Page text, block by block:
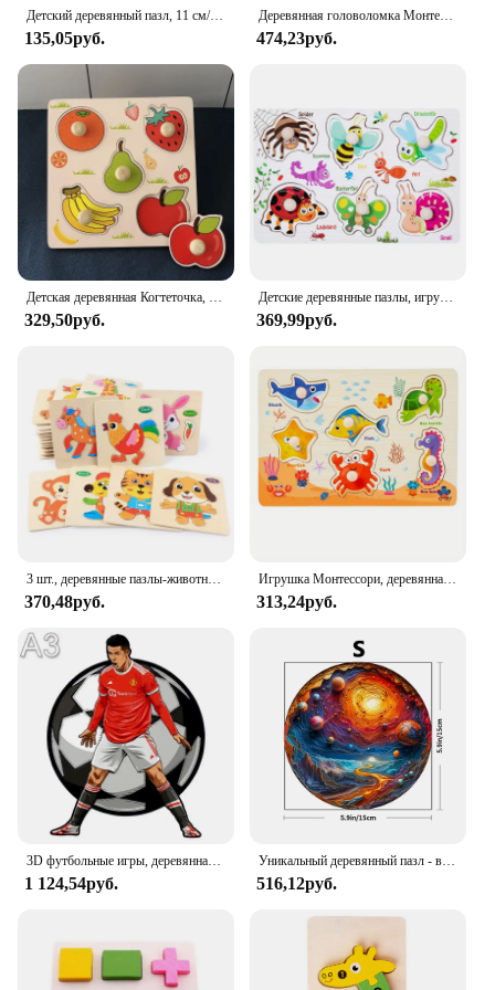
their home or office. Детский деревянный пазл, 11 см/4,33 дюйма
135,05руб.
Деревянная головоломка Монтессори, детская развивающая деревянная доска-пазл для захвата рук, мультяшное животное, автомобиль, подарок для детей, 1 шт.
474,23руб.
Детская деревянная Когтеточка, 3D пазл, деревянные игрушки, детские игрушки Монтессори для раннего развития, фрукты, искусственные игрушки
329,50руб.
Детские деревянные пазлы, игрушки Монтессори, игрушки для малышей 1, 2 лет, доска для захвата рук, алфавит, цифры, познание, обучающие развивающие игрушки
369,99руб.
370,48руб.
Игрушка Монтессори, деревянная головоломка в форме колышка, тонкая Цветовая искусственная доска, раннее обучение, игрушка для образовательной активности, подарок для
313,24руб.
1 124,54руб.
Уникальный деревянный пазл - вдохновленный космическим вихрем - художественный узор галактики - подарок для снятия стресса для взрослых - высококачественная фака
516,12руб.